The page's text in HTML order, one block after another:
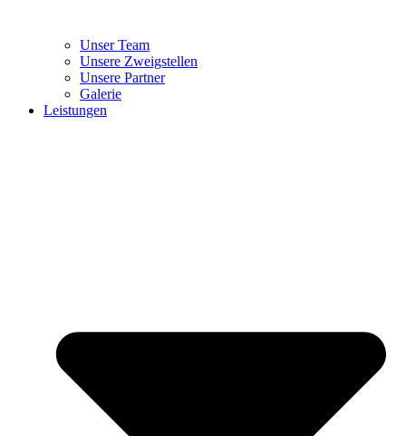
Unser Team
Unsere Zweigstellen
Unsere Partner
Galerie
Leistungen